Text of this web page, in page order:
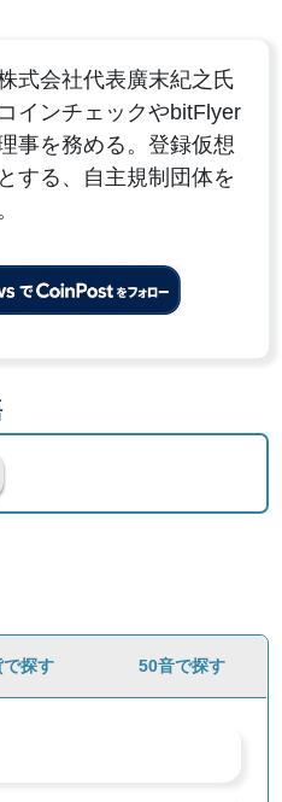
式会社代表廣末紀之氏
インチェックやbitFlyer
事を務める。登録仮想
する、自主規制団体を
で探す 50音で探す